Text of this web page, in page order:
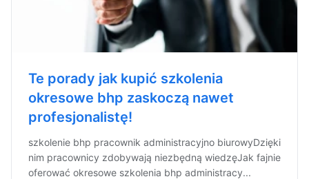
Te porady jak kupić szkolenia
okresowe bhp zaskoczą nawet
profesjonalistę!
szkolenie bhp pracownik administracyjno biurowyDzięki
nim pracownicy zdobywają niezbędną wiedzęJak fajnie
oferować okresowe szkolenia bhp administracy...